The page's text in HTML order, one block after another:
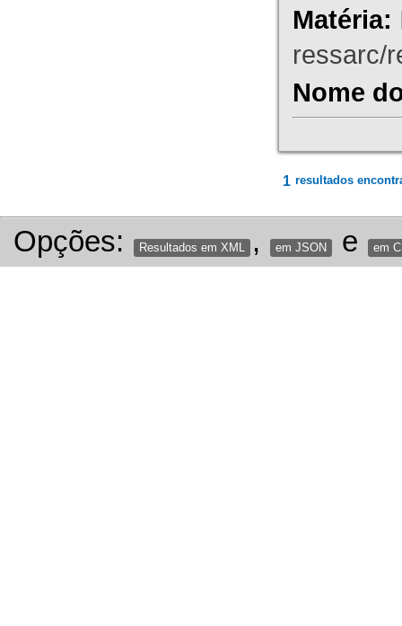
Matéria:
ressarc/
Nome
1 resultados
Opções: Resultados em XML , em JSON e em